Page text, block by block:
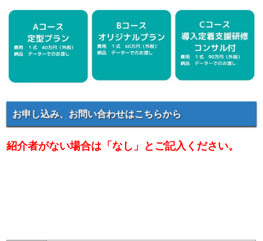
お申し込み、お問い合わせはこちらから
紹介者がない場合は「なし」とご記入ください。